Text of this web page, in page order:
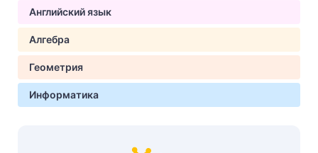
Английский язык
Алгебра
Геометрия
Информатика